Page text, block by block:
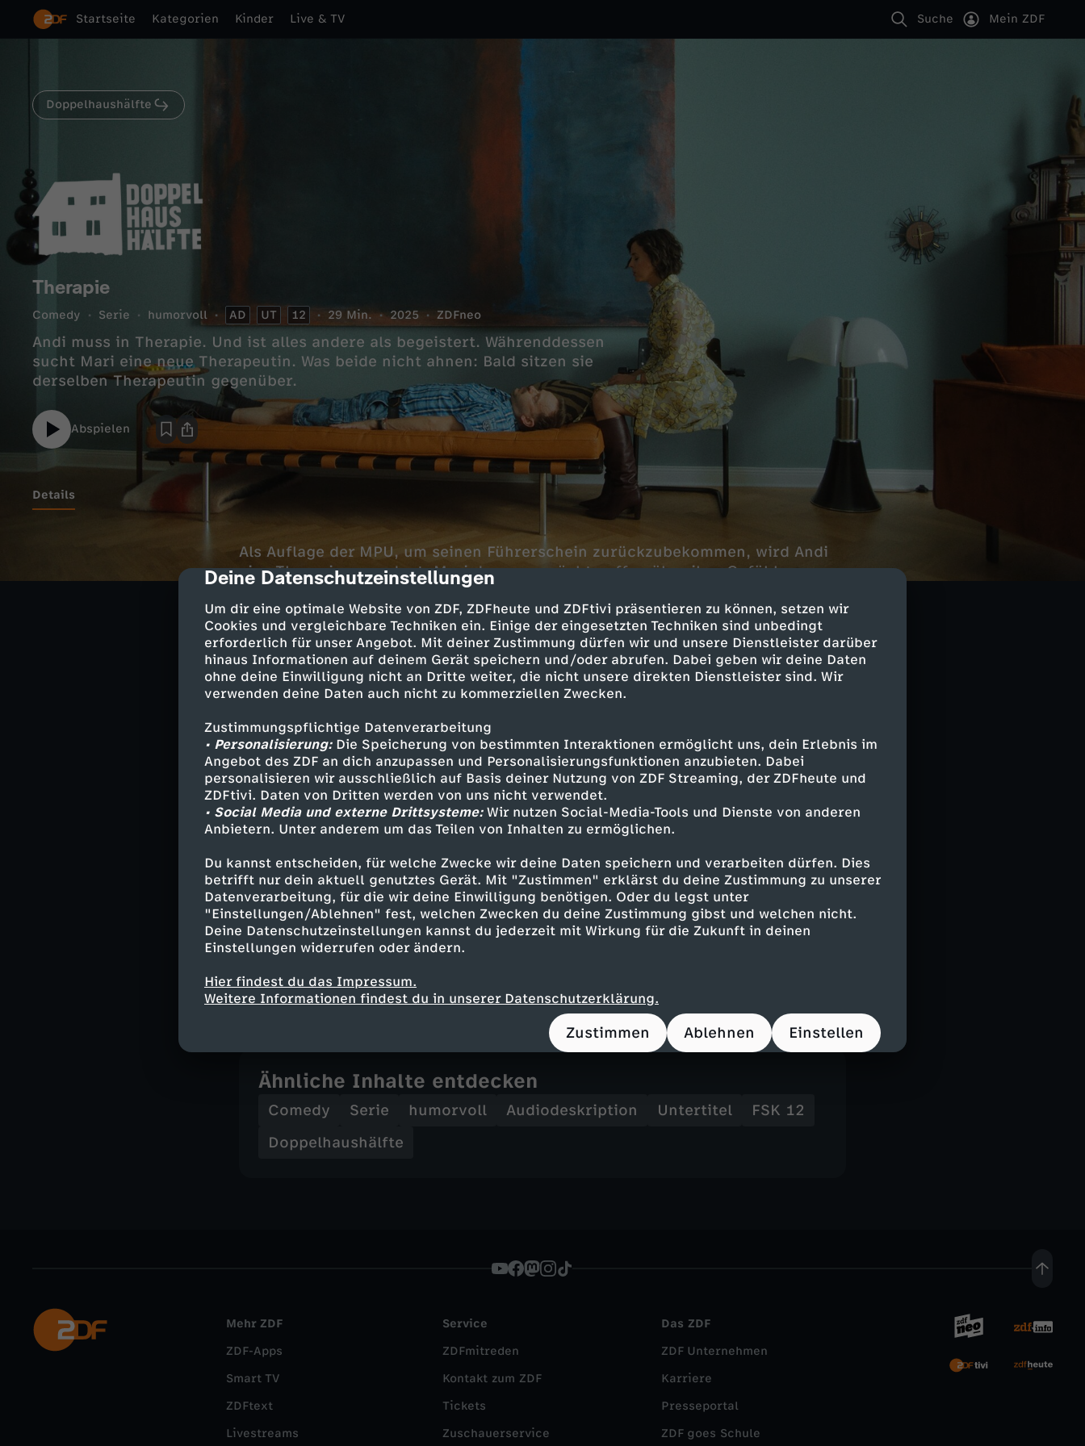
cmp-dialog-description
Deine Datenschutzeinstellungen
Um dir eine optimale Website von ZDF, ZDFheute und ZDFtivi präsentieren zu können, setzen wir
Cookies und vergleichbare Techniken ein. Einige der eingesetzten Techniken sind unbedingt
erforderlich für unser Angebot. Mit deiner Zustimmung dürfen wir und unsere Dienstleister darüber
hinaus Informationen auf deinem Gerät speichern und/oder abrufen. Dabei geben wir deine Daten
ohne deine Einwilligung nicht an Dritte weiter, die nicht unsere direkten Dienstleister sind. Wir
verwenden deine Daten auch nicht zu kommerziellen Zwecken.
Zustimmungspflichtige Datenverarbeitung
• Personalisierung:Die Speicherung von bestimmten Interaktionen ermöglicht uns, dein Erlebnis im
Angebot des ZDF an dich anzupassen und Personalisierungsfunktionen anzubieten. Dabei
personalisieren wir ausschließlich auf Basis deiner Nutzung von ZDF Streaming, der ZDFheute und
ZDFtivi. Daten von Dritten werden von uns nicht verwendet.
• Social Media und externe Drittsysteme:Wir nutzen Social-Media-Tools und Dienste von anderen
Anbietern. Unter anderem um das Teilen von Inhalten zu ermöglichen.
Du kannst entscheiden, für welche Zwecke wir deine Daten speichern und verarbeiten dürfen. Dies
betrifft nur dein aktuell genutztes Gerät. Mit "Zustimmen" erklärst du deine Zustimmung zu unserer
Datenverarbeitung, für die wir deine Einwilligung benötigen. Oder du legst unter
"Einstellungen/Ablehnen" fest, welchen Zwecken du deine Zustimmung gibst und welchen nicht.
Deine Datenschutzeinstellungen kannst du jederzeit mit Wirkung für die Zukunft in deinen
Einstellungen widerrufen oder ändern.
Hier findest du das Impressum.
Weitere Informationen findest du in unserer Datenschutzerklärung.
Zustimmen Ablehnen Einstellen
Startseite Kategorien Kinder Live & TV Suche Mein ZDF
Doppelhaushälfte
Therapie
Comedy Serie humorvoll AD UT 12 29 Min. 2025 ZDFneo
Andi muss in Therapie. Und ist alles andere als begeistert. Währenddessen
sucht Mari eine neue Therapeutin. Was beide nicht ahnen: Bald sitzen sie
derselben Therapeutin gegenüber.
Abspielen
Details
Als Auflage der MPU, um seinen Führerschein zurückzubekommen, wird Andi
eine Therapie verordnet. Mari dagegen möchte offen über ihre Gefühle
sprechen. Während der Sitzungen erkennen die zwei schnell ihr Problem: An
ihrer Situation sind nur die nervigen Nachbarn schuld.
Darsteller
Mari Sawadi - Maryam Zaree
Alex Täubner - Alice Gruia
Marie als Kind - Alissia Krupsky
Tuncay - Vincent Fabricius
und andere -
Stab
Regie - Dennis Schanz
Autor - Alice Gruia, Joe Kienast, Dennis Schanz
Kamera - Albrecht von Grünhagen
Schnitt - David Kuruc
Musik - The Royals
Ähnliche Inhalte entdecken
Comedy Serie humorvoll Audiodeskription Untertitel
FSK 12
Doppelhaushälfte
Mehr ZDF
ZDF-Apps
Smart TV
ZDFtext
Livestreams
Service
ZDFmitreden
Kontakt zum ZDF
Tickets
Zuschauerservice
Das ZDF
ZDF Unternehmen
Karriere
Presseportal
ZDF goes Schule